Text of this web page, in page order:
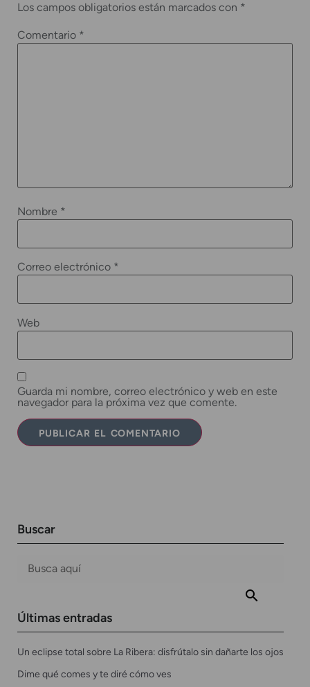
Los campos obligatorios están marcados con *
Comentario *
Nombre *
Correo electrónico *
Web
Guarda mi nombre, correo electrónico y web en este
navegador para la próxima vez que comente.
Buscar
Últimas entradas
Un eclipse total sobre La Ribera: disfrútalo sin dañarte los ojos
Dime qué comes y te diré cómo ves